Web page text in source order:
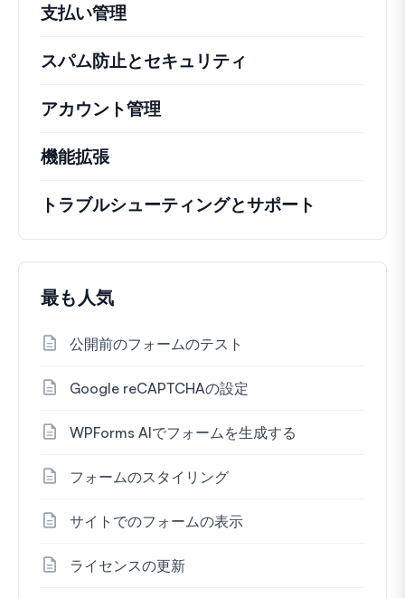
支払い管理
スパム防止とセキュリティ
アカウント管理
機能拡張
トラブルシューティングとサポート
最も人気
公開前のフォームのテスト
Google reCAPTCHAの設定
WPForms AIでフォームを生成する
フォームのスタイリング
サイトでのフォームの表示
ライセンスの更新